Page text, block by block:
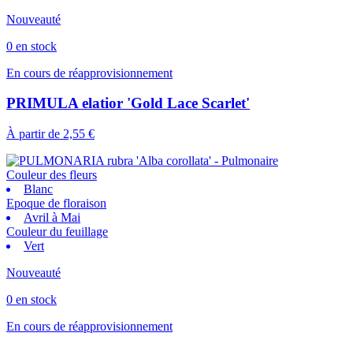
Nouveauté
0 en stock
En cours de réapprovisionnement
PRIMULA elatior 'Gold Lace Scarlet'
À partir de 2,55 €
Couleur des fleurs
Blanc
Epoque de floraison
Avril à Mai
Couleur du feuillage
Vert
Nouveauté
0 en stock
En cours de réapprovisionnement